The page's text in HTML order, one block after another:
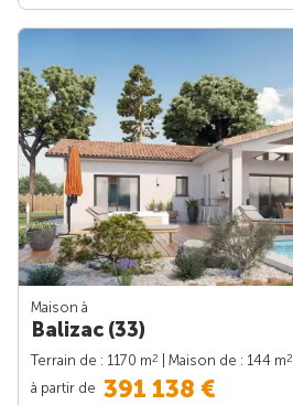
Maison à
Balizac (33)
Terrain de : 1170 m2 | Maison de : 144 m2
à partir de 391 138 €